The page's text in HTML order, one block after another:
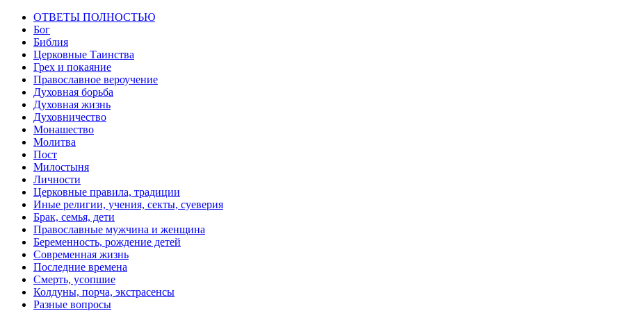
ОТВЕТЫ ПОЛНОСТЬЮ
Бог
Библия
Церковные Таинства
Грех и покаяние
Православное вероучение
Духовная борьба
Духовная жизнь
Духовничество
Монашество
Молитва
Пост
Милостыня
Личности
Церковные правила, традиции
Иные религии, учения, секты, суеверия
Брак, семья, дети
Православные мужчина и женщина
Беременность, рождение детей
Современная жизнь
Последние времена
Смерть, усопшие
Колдуны, порча, экстрасенсы
Разные вопросы